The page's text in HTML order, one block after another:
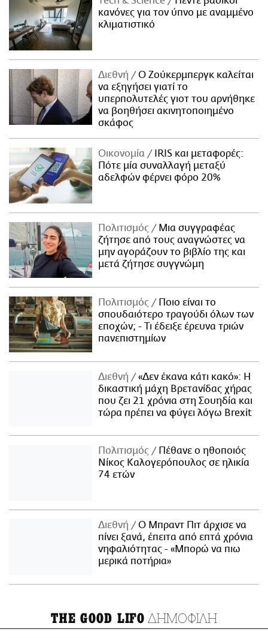
κανόνες για τον ύπνο με αναμμένο
κλιματιστικό
Διεθνή
Ο Ζούκερμπεργκ καλείται
να εξηγήσει γιατί το
υπερπολυτελές γιοτ του αρνήθηκε
να βοηθήσει ακινητοποιημένο
σκάφος
Οικονομία
IRIS και μεταφορές:
Πότε μία συναλλαγή μεταξύ
αδελφών φέρνει φόρο 20%
Πολιτισμός
Μια συγγραφέας
ζήτησε από τους αναγνώστες να
μην αγοράζουν το βιβλίο της και
μετά ζήτησε συγγνώμη
Πολιτισμός
Ποιο είναι το
σπουδαιότερο τραγούδι όλων των
εποχών; - Τι έδειξε έρευνα τριών
πανεπιστημίων
Διεθνή
«Δεν έκανα κάτι κακό»: Η
δικαστική μάχη Βρετανίδας χήρας
που ζει 21 χρόνια στη Σουηδία και
τώρα πρέπει να φύγει λόγω Brexit
Πολιτισμός
Πέθανε ο ηθοποιός
Νίκος Καλογερόπουλος σε ηλικία
74 ετών
Διεθνή
Ο Μπραντ Πιτ άρχισε να
πίνει ξανά, έπειτα από επτά χρόνια
νηφαλιότητας - «Μπορώ να πιω
μερικά ποτήρια»
THE GOOD LIFO ΔΗΜΟΦΙΛΗ